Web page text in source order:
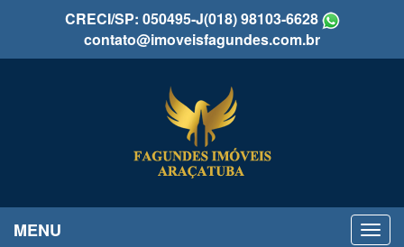
CRECI/SP: 050495-J(018) 98103-6628
contato@imoveisfagundes.com.br
MENU